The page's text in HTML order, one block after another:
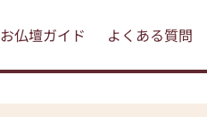
お仏壇ガイド よくある質問